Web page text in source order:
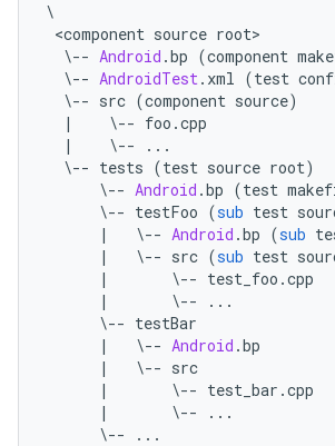
\
<component source root>
\-- Android .bp (component
\-- AndroidTest. xml (test
\-- src (component source)
|
\-- foo .cpp
|
\--
...
\-- tests (test source root)
\-- Android .bp (test
\-- testFoo (sub test
|
\-- Android .bp (sub
|
\-- src (sub test
|
\-- test_foo .cpp
|
\--
...
\-- testBar
|
\-- Android .bp
|
\-- src
|
\-- test_bar .cpp
|
\--
...
\--
...